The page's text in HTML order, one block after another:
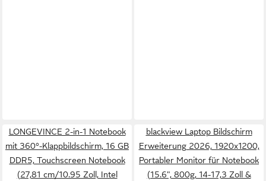
LONGEVINCE 2-in-1 Notebook
mit 360°-Klappbildschirm, 16 GB
DDR5, Touchscreen Notebook
(27,81 cm/10.95 Zoll, Intel
blackview Laptop Bildschirm
Erweiterung 2026, 1920x1200,
Portabler Monitor für Notebook
(15.6", 800g, 14-17,3 Zoll &